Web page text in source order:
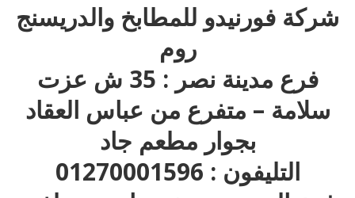
شركة فورنيدو للمطابخ والدريسنج
روم
فرع مدينة نصر : 35 ش عزت
سلامة – متفرع من عباس العقاد
بجوار مطعم جاد
التليفون : 01270001596